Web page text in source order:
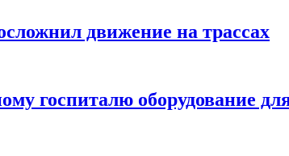
движение на трассах
госпиталю оборудование